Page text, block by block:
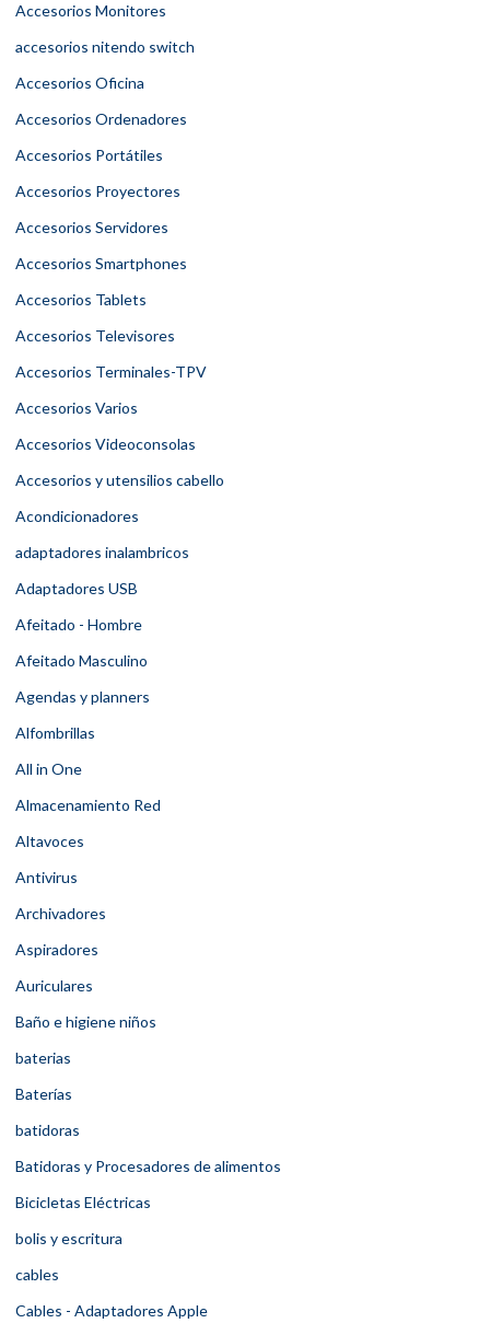
Accesorios Monitores
accesorios nitendo switch
Accesorios Oficina
Accesorios Ordenadores
Accesorios Portátiles
Accesorios Proyectores
Accesorios Servidores
Accesorios Smartphones
Accesorios Tablets
Accesorios Televisores
Accesorios Terminales-TPV
Accesorios Varios
Accesorios Videoconsolas
Accesorios y utensilios cabello
Acondicionadores
adaptadores inalambricos
Adaptadores USB
Afeitado - Hombre
Afeitado Masculino
Agendas y planners
Alfombrillas
All in One
Almacenamiento Red
Altavoces
Antivirus
Archivadores
Aspiradores
Auriculares
Baño e higiene niños
baterias
Baterías
batidoras
Batidoras y Procesadores de alimentos
Bicicletas Eléctricas
bolis y escritura
cables
Cables - Adaptadores Apple